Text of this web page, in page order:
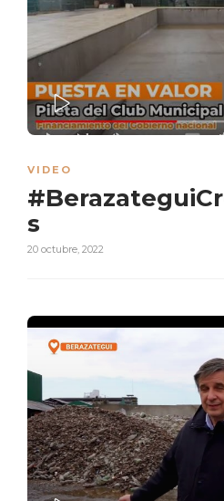
PLAY
VIDEO
s
20 octubre, 2022